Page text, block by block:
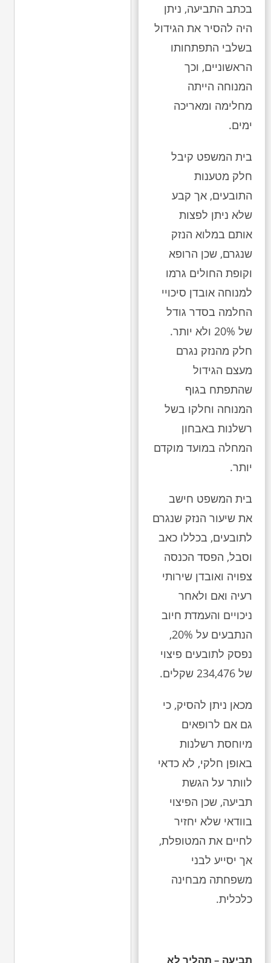
בכתב התביעה, ניתן
היה להסיר את הגידול
בשלבי התפתחותו
הראשוניים, וכך
המנוחה הייתה
מחלימה ומאריכה
ימים.
בית המשפט קיבל
חלק מטענות
התובעים, אך קבע
שלא ניתן לפצות
אותם במלוא הנזק
שנגרם, שכן הרופא
וקופת החולים גרמו
למנוחה אובדן סיכויי
החלמה בסדר גודל
של 20% ולא יותר.
חלק מהנזק נגרם
מעצם הגידול
שהתפתח בגוף
המנוחה וחלקו בשל
רשלנות באבחון
המחלה במועד מוקדם
יותר.
בית המשפט חישב
את שיעור הנזק שנגרם
לתובעים, בכללו כאב
וסבל, הפסד הכנסה
צפויה ואובדן שירותי
רעיה ואם ולאחר
ניכויים והעמדת חיוב
הנתבעים על 20%,
נפסק לתובעים פיצוי
של 234,476 שקלים.
מכאן ניתן להסיק, כי
גם אם לרופאים
מיוחסת רשלנות
באופן חלקי, לא כדאי
לוותר על הגשת
תביעה, שכן הפיצוי
בוודאי שלא יחזיר
לחיים את המטופלת,
אך יסייע לבני
משפחתה מבחינה
כלכלית.
תביעה – תהליך לא